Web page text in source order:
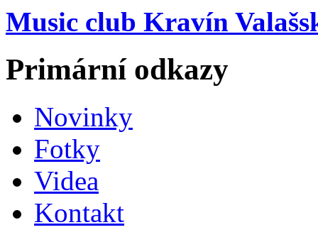
Music club Kravín
Primární odkazy
Novinky
Fotky
Videa
Kontakt